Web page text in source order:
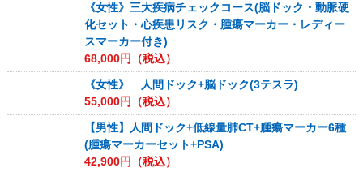
《女性》三大疾病チェックコース(脳ドック・動脈硬
化セット・心疾患リスク・腫瘍マーカー・レディー
スマーカー付き)
68,000円（税込）
《女性》 人間ドック+脳ドック(3テスラ)
55,000円（税込）
【男性】人間ドック+低線量肺CT+腫瘍マーカー6種
(腫瘍マーカーセット+PSA)
42,900円（税込）